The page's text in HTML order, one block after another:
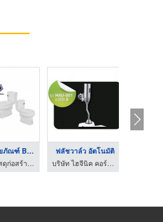
จำหน่ายสุขภัณฑ์ Blue ...
ร้านขายวัสดุก่อสร้าง ปราจีน เอนกรัตน์วัสดุ
ฟลัชวาล์ว อัตโนมัติ
บริษัท ไฮจีนิค คอร์ปอเรชั่น จำกัด